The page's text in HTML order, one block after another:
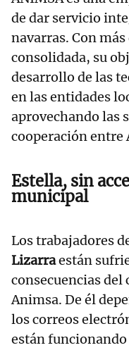
de dar servicio
navarras. Con
consolidada, su
desarrollo de las
en las entidades
aprovechando las
cooperación entre
Estella, sin
municipal
Los trabajadores
Lizarraestán
consecuencias del
Animsa. De él
los correos
están